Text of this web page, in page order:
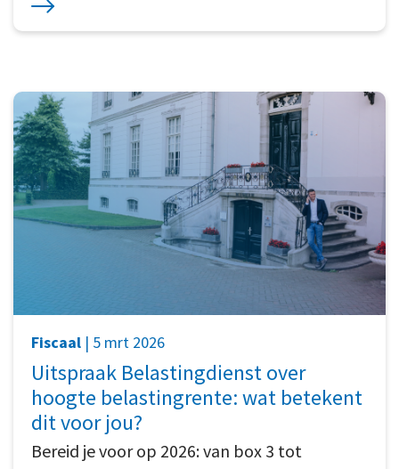
Fiscaal | 5 mrt 2026
Uitspraak Belastingdienst over
hoogte belastingrente: wat betekent
dit voor jou?
Bereid je voor op 2026: van box 3 tot